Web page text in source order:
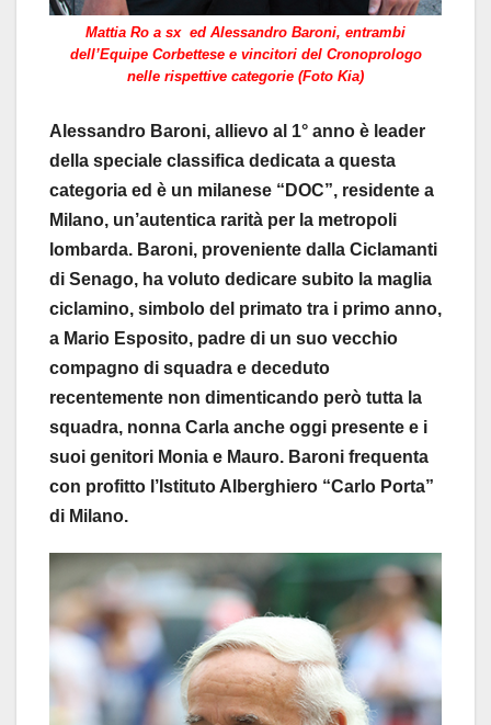
Mattia Ro a sx ed Alessandro Baroni, entrambi
dell’Equipe Corbettese e vincitori del Cronoprologo
nelle rispettive categorie (Foto Kia)
Alessandro Baroni, allievo al 1° anno è leader
della speciale classifica dedicata a questa
categoria ed è un milanese “DOC”, residente a
Milano, un’autentica rarità per la metropoli
lombarda. Baroni, proveniente dalla Ciclamanti
di Senago, ha voluto dedicare subito la maglia
ciclamino, simbolo del primato tra i primo anno,
a Mario Esposito, padre di un suo vecchio
compagno di squadra e deceduto
recentemente non dimenticando però tutta la
squadra, nonna Carla anche oggi presente e i
suoi genitori Monia e Mauro. Baroni frequenta
con profitto l’Istituto Alberghiero “Carlo Porta”
di Milano.